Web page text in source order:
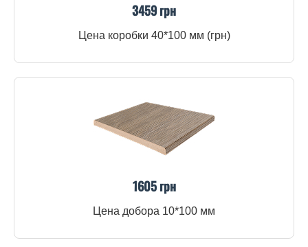
3459 грн
Цена коробки 40*100 мм (грн)
1605 грн
Цена добора 10*100 мм